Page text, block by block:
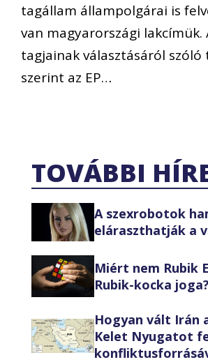
tagállam állampolgárai is
van magyarországi lakcímük.
tagjainak választásáról szóló
szerint az EP…
TOVÁBBI
A szexrobotok
eláraszthatják a
Miért nem Rubik
Rubik-kocka joga?
Hogyan vált Irán
Kelet Nyugatot